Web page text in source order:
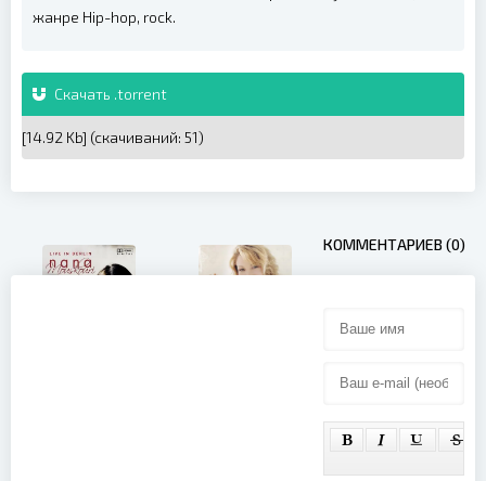
жанре Hip-hop, rock.
Скачать .torrent
[14.92 Kb] (cкачиваний: 51)
КОММЕНТАРИЕВ (0)